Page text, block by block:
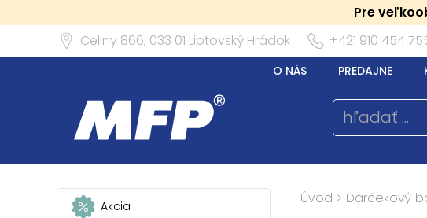
Pre
Celiny 866, 033 01 Liptovský Hrádok +421 910 454
O NÁS PREDAJNE
Akcia Úvod > Darčekový